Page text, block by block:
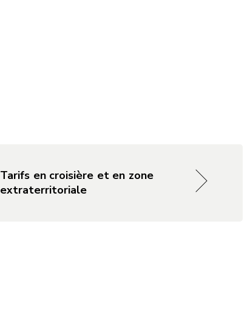
Tarifs en croisière et en zone
extraterritoriale